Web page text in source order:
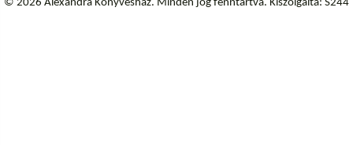
© 2026 Alexandra Könyvesház. Minden jog fenntartva. Kiszolgálta: S244